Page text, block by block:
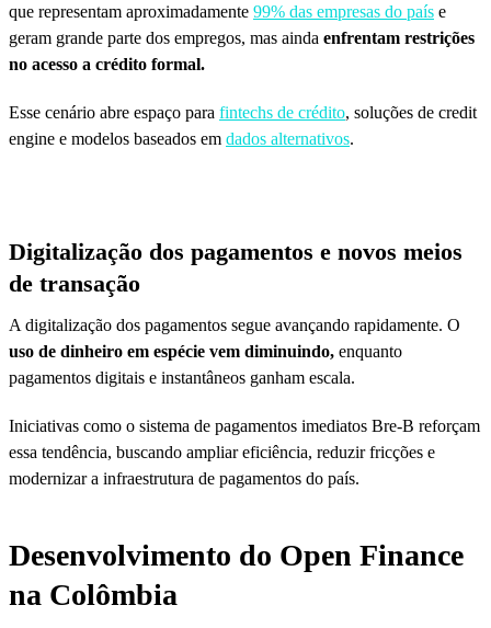
que representam aproximadamente 99% das empresas do país e
geram grande parte dos empregos, mas ainda enfrentam restrições
no acesso a crédito formal.
Esse cenário abre espaço para fintechs de crédito, soluções de credit
engine e modelos baseados em dados alternativos.
Digitalização dos pagamentos e novos meios
de transação
A digitalização dos pagamentos segue avançando rapidamente. O
uso de dinheiro em espécie vem diminuindo, enquanto
pagamentos digitais e instantâneos ganham escala.
Iniciativas como o sistema de pagamentos imediatos Bre-B reforçam
essa tendência, buscando ampliar eficiência, reduzir fricções e
modernizar a infraestrutura de pagamentos do país.
Desenvolvimento do Open Finance
na Colômbia